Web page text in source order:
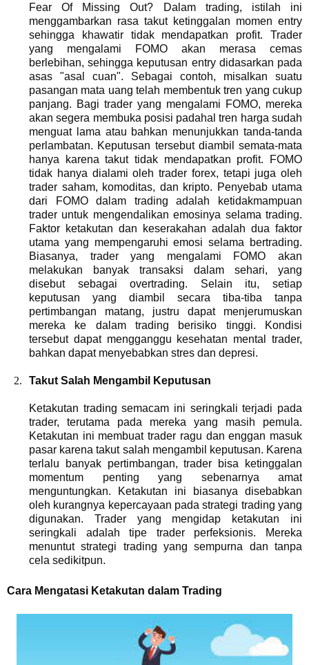
Fear Of Missing Out? Dalam trading, istilah ini
menggambarkan rasa takut ketinggalan momen entry
sehingga khawatir tidak mendapatkan profit. Trader
yang mengalami FOMO akan merasa cemas
berlebihan, sehingga keputusan entry didasarkan pada
asas "asal cuan". Sebagai contoh, misalkan suatu
pasangan mata uang telah membentuk tren yang cukup
panjang. Bagi trader yang mengalami FOMO, mereka
akan segera membuka posisi padahal tren harga sudah
menguat lama atau bahkan menunjukkan tanda-tanda
perlambatan. Keputusan tersebut diambil semata-mata
hanya karena takut tidak mendapatkan profit. FOMO
tidak hanya dialami oleh trader forex, tetapi juga oleh
trader saham, komoditas, dan kripto. Penyebab utama
dari FOMO dalam trading adalah ketidakmampuan
trader untuk mengendalikan emosinya selama trading.
Faktor ketakutan dan keserakahan adalah dua faktor
utama yang mempengaruhi emosi selama bertrading.
Biasanya, trader yang mengalami FOMO akan
melakukan banyak transaksi dalam sehari, yang
disebut sebagai overtrading. Selain itu, setiap
keputusan yang diambil secara tiba-tiba tanpa
pertimbangan matang, justru dapat menjerumuskan
mereka ke dalam trading berisiko tinggi. Kondisi
tersebut dapat mengganggu kesehatan mental trader,
bahkan dapat menyebabkan stres dan depresi.
Takut Salah Mengambil Keputusan
Ketakutan trading semacam ini seringkali terjadi pada
trader, terutama pada mereka yang masih pemula.
Ketakutan ini membuat trader ragu dan enggan masuk
pasar karena takut salah mengambil keputusan. Karena
terlalu banyak pertimbangan, trader bisa ketinggalan
momentum penting yang sebenarnya amat
menguntungkan. Ketakutan ini biasanya disebabkan
oleh kurangnya kepercayaan pada strategi trading yang
digunakan. Trader yang mengidap ketakutan ini
seringkali adalah tipe trader perfeksionis. Mereka
menuntut strategi trading yang sempurna dan tanpa
cela sedikitpun.
Cara Mengatasi Ketakutan dalam Trading